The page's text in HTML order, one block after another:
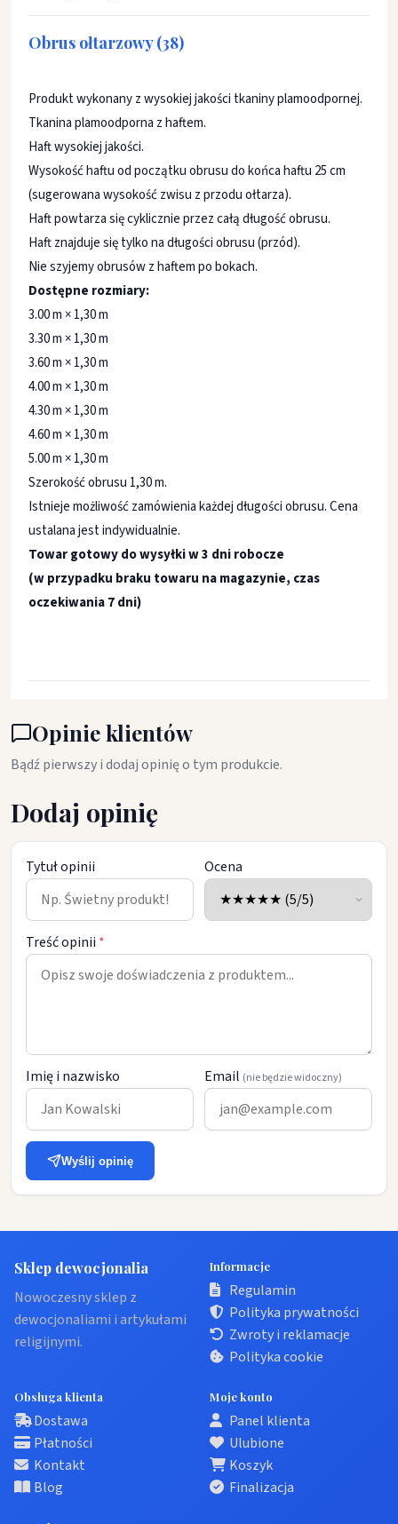
Obrus ołtarzowy (38)
Produkt wykonany z wysokiej jakości tkaniny plamoodpornej.
Tkanina plamoodporna z haftem.
Haft wysokiej jakości.
Wysokość haftu od początku obrusu do końca haftu 25 cm
(sugerowana wysokość zwisu z przodu ołtarza).
Haft powtarza się cyklicznie przez całą długość obrusu.
Haft znajduje się tylko na długości obrusu (przód).
Nie szyjemy obrusów z haftem po bokach.
Dostępne rozmiary:
3.00 m × 1,30 m
3.30 m × 1,30 m
3.60 m × 1,30 m
4.00 m × 1,30 m
4.30 m × 1,30 m
4.60 m × 1,30 m
5.00 m × 1,30 m
Szerokość obrusu 1,30 m.
Istnieje możliwość zamówienia każdej długości obrusu. Cena
ustalana jest indywidualnie.
Towar gotowy do wysyłki w 3 dni robocze
(w przypadku braku towaru na magazynie, czas
oczekiwania 7 dni)
Opinie klientów
Bądź pierwszy i dodaj opinię o tym produkcie.
Dodaj opinię
Tytuł opinii Ocena
Treść opinii *
Imię i nazwisko Email (nie będzie widoczny)
Wyślij opinię
Sklep dewocjonalia
Nowoczesny sklep z
dewocjonaliami i artykułami
religijnymi.
Informacje
Regulamin
Polityka prywatności
Zwroty i reklamacje
Polityka cookie
Obsługa klienta
Dostawa
Płatności
Kontakt
Blog
Moje konto
Panel klienta
Ulubione
Koszyk
Finalizacja